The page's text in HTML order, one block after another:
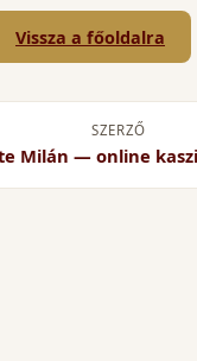
Vissza a főoldalra
SZERZŐ
Milán — online